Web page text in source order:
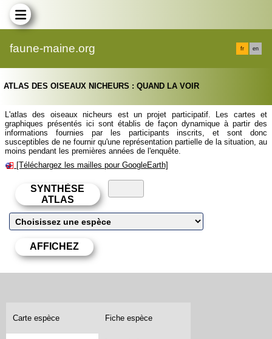
faune-maine.org fr en
ATLAS DES OISEAUX NICHEURS : QUAND LA VOIR
L'atlas des oiseaux nicheurs est un projet participatif. Les cartes et
graphiques présentés ici sont établis de façon dynamique à partir des
informations fournies par les participants inscrits, et sont donc
susceptibles de ne fournir qu'une représentation partielle de la situation, au
moins pendant les premières années de l'enquête.
[Téléchargez les mailles pour GoogleEarth]
Carte espèce Fiche espèce